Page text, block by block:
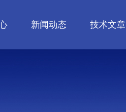
新闻动态 技术文章